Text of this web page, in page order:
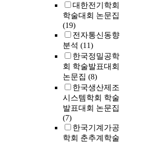
대한전기학회
학술대회 논문집
(19)
전자통신동향
분석 (11)
한국정밀공학
회 학술발표대회
논문집 (8)
한국생산제조
시스템학회 학술
발표대회 논문집
(7)
한국기계가공
학회 춘추계학술